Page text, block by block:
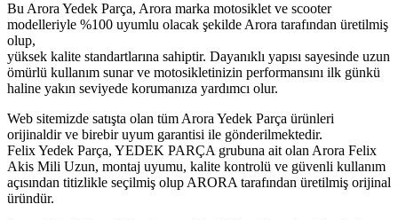
Bu Arora Yedek Parça, Arora marka motosiklet ve scooter
modelleriyle %100 uyumlu olacak şekilde Arora tarafından üretilmiş
olup,
yüksek kalite standartlarına sahiptir. Dayanıklı yapısı sayesinde uzun
ömürlü kullanım sunar ve motosikletinizin performansını ilk günkü
haline yakın seviyede korumanıza yardımcı olur.
Web sitemizde satışta olan tüm Arora Yedek Parça ürünleri
orijinaldir ve birebir uyum garantisi ile gönderilmektedir.
Felix Yedek Parça, YEDEK PARÇA grubuna ait olan Arora Felix
Akis Mili Uzun, montaj uyumu, kalite kontrolü ve güvenli kullanım
açısından titizlikle seçilmiş olup ARORA tarafından üretilmiş orijinal
üründür.